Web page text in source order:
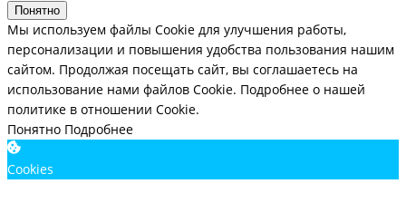
Понятно
Мы используем файлы Cookie для улучшения работы,
персонализации и повышения удобства пользования нашим
сайтом. Продолжая посещать сайт, вы соглашаетесь на
использование нами файлов Cookie. Подробнее о нашей
политике в отношении Cookie.
Понятно Подробнее
Cookies